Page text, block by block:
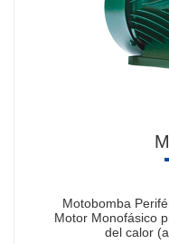
Motobomba
Motor Monofásico
del calor